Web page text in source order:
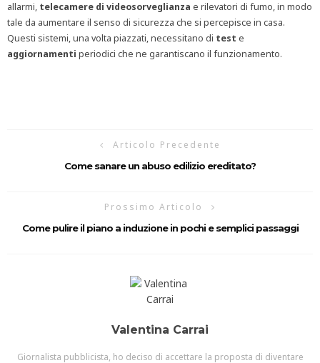
allarmi, telecamere di videosorveglianza e rilevatori di fumo, in modo
tale da aumentare il senso di sicurezza che si percepisce in casa.
Questi sistemi, una volta piazzati, necessitano di test e
aggiornamenti periodici che ne garantiscano il funzionamento.
Articolo Precedente
Come sanare un abuso edilizio ereditato?
Prossimo Articolo
Come pulire il piano a induzione in pochi e semplici passaggi
Valentina Carrai
Giornalista pubblicista, ho deciso di accettare la proposta di diventare